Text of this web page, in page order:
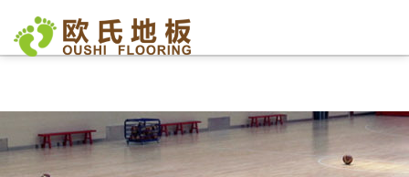
欧氏地板>场馆用途>综合场馆木地板